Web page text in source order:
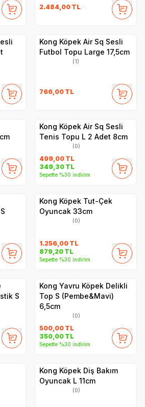
2.484,00 TL
Kong Köpek Air Sq Sesli
Futbol Topu Large 17,5cm
(1)
766,00 TL
Kong Köpek Air Sq Sesli
Tenis Topu L 2 Adet 8cm
(0)
499,00 TL
349,30 TL
Sepette %30 indirim
Kong Köpek Tut-Çek
Oyuncak 33cm
(0)
1.256,00 TL
879,20 TL
Sepette %30 indirim
S
Kong Yavru Köpek Delikli
Top S (Pembe&Mavi)
6,5cm
(0)
500,00 TL
350,00 TL
Sepette %30 indirim
Kong Köpek Diş Bakım
Oyuncak L 11cm
(0)